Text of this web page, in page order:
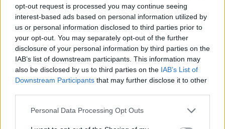
opt-out request is processed you may continue seeing
interest-based ads based on personal information utilized by
us or personal information disclosed to third parties prior to
your opt-out. You may separately opt-out of the further
disclosure of your personal information by third parties on the
IAB’s list of downstream participants. This information may
also be disclosed by us to third parties on the IAB’s List of
Downstream Participants that may further disclose it to other
Personal Data Processing Opt Outs